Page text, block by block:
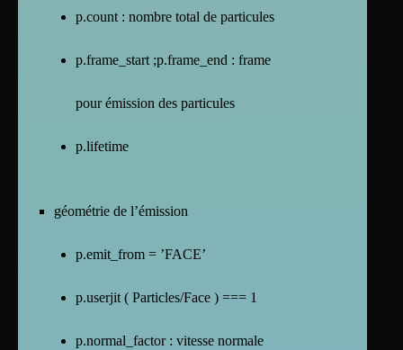
p.count : nombre total de particules
p.frame_start ;p.frame_end : frame
pour émission des particules
p.lifetime
géométrie de l’émission
p.emit_from = ’FACE’
p.userjit ( Particles/Face ) === 1
p.normal_factor : vitesse normale